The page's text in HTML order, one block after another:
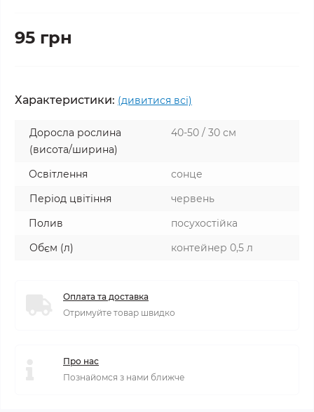
95 грн
Характеристики: (дивитися всі)
Доросла рослина
(висота/ширина)
40-50 / 30 см
Освітлення
сонце
Період цвітіння
червень
Полив
посухостійка
Обєм (л)
контейнер 0,5 л
Оплата та доставка
Отримуйте товар швидко
Про нас
Познайомся з нами ближче